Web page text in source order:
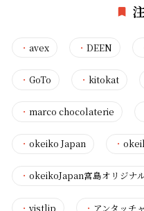
・ avex ・DEEN
・ GoTo ・kitokat
・ marco chocolaterie
・ okeiko Japan ・
・ okeikoJapan宮島オリジナ
・ vistlip ・ アンタッ